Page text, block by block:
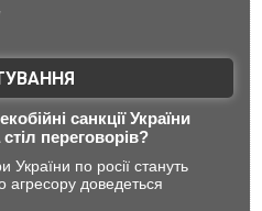
санкції України
переговорів?
України по росії стануть
агресору доведеться